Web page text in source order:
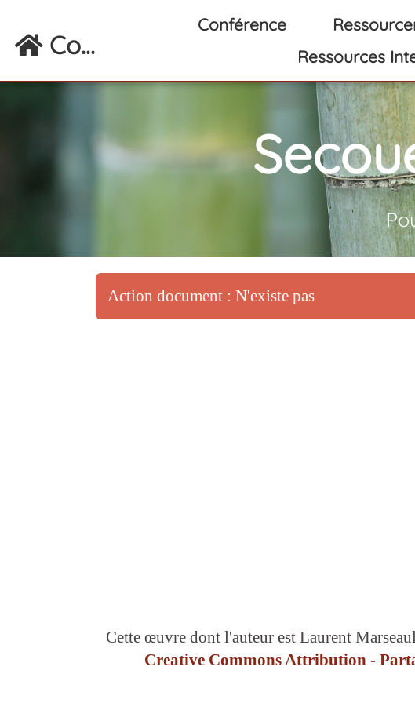
Aller au contenu principal
Co...
Conférence
Ressources
Action document : N'existe pas
Cette œuvre dont l'auteur est Laurent
Creative Commons Attribution -